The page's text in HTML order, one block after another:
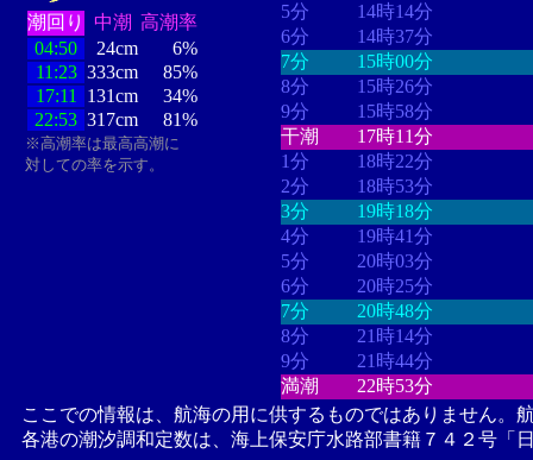
潮回り 中潮 高潮率
04:50
24cm
6%
11:23 333cm
85%
17:11
131cm
34%
22:53 317cm 81%
※高潮率は最高高潮に
対しての率を示す。
5分
14時14分
6分
14時37分
7分
15時00分
8分
15時26分
9分
15時58分
干潮
17時11分
1分
18時22分
2分
18時53分
3分
19時18分
4分
19時41分
5分
20時03分
6分
20時25分
7分
20時48分
8分
21時14分
9分
21時44分
満潮
22時53分
ここでの情報は、航海の用に供するものではありません。
各港の潮汐調和定数は、海上保安庁水路部書籍７４２号「